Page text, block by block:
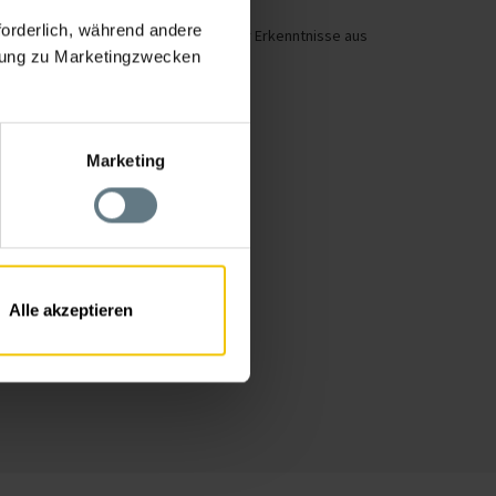
während andere
zu Marketingzwecken
Marketing
Alle akzeptieren
Fidelity-Prototypen. Auf Basis der Erkenntnisse aus